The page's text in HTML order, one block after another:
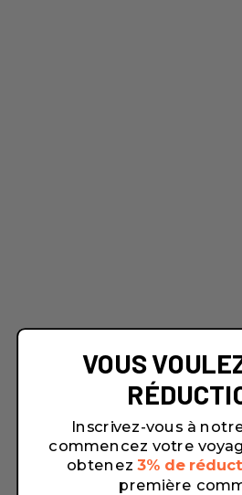
VOUS
Inscrivez-vous à
commencez votre
obtenez 3% de
première